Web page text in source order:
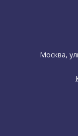
Москва,